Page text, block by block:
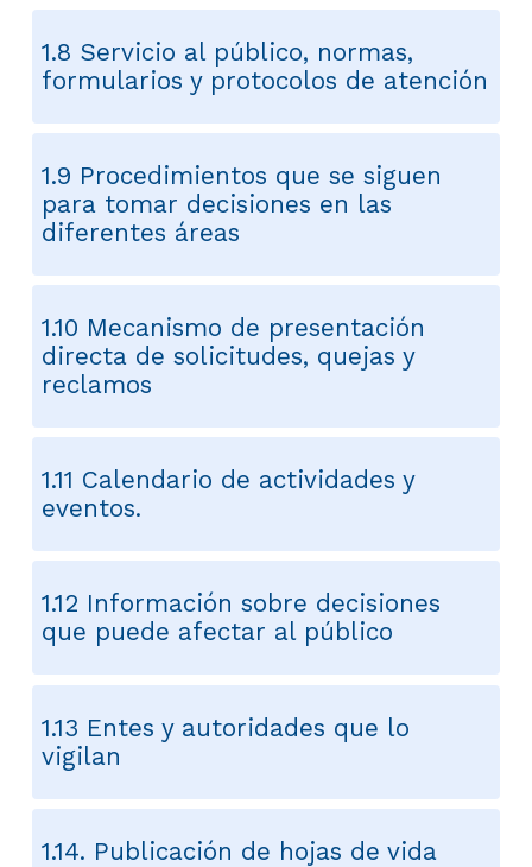
1.8 Servicio al público, normas,
formularios y protocolos de atención
1.9 Procedimientos que se siguen
para tomar decisiones en las
diferentes áreas
1.10 Mecanismo de presentación
directa de solicitudes, quejas y
reclamos
1.11 Calendario de actividades y
eventos.
1.12 Información sobre decisiones
que puede afectar al público
1.13 Entes y autoridades que lo
vigilan
1.14. Publicación de hojas de vida